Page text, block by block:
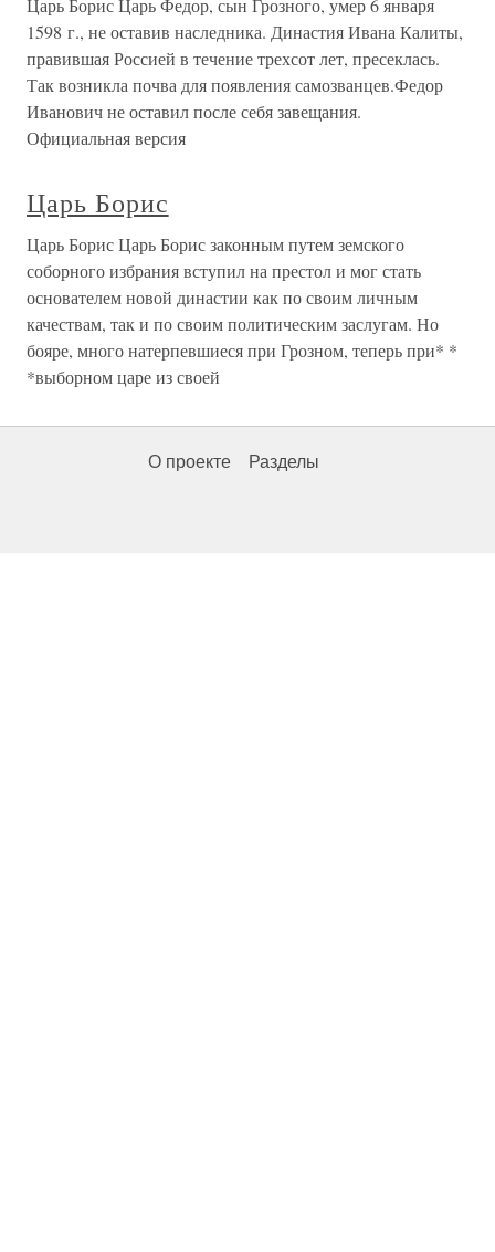
Царь Борис Царь Федор, сын Грозного, умер 6 января
1598 г., не оставив наследника. Династия Ивана Калиты,
правившая Россией в течение трехсот лет, пресеклась.
Так возникла почва для появления самозванцев.Федор
Иванович не оставил после себя завещания.
Официальная версия
Царь Борис
Царь Борис Царь Борис законным путем земского
соборного избрания вступил на престол и мог стать
основателем новой династии как по своим личным
качествам, так и по своим политическим заслугам. Но
бояре, много натерпевшиеся при Грозном, теперь при* *
*выборном царе из своей
О проекте Разделы